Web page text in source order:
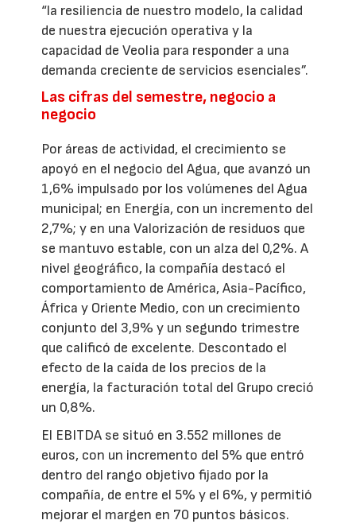
“la resiliencia de nuestro modelo, la calidad
de nuestra ejecución operativa y la
capacidad de Veolia para responder a una
demanda creciente de servicios esenciales”.
Las cifras del semestre, negocio a
negocio
Por áreas de actividad, el crecimiento se
apoyó en el negocio del Agua, que avanzó un
1,6% impulsado por los volúmenes del Agua
municipal; en Energía, con un incremento del
2,7%; y en una Valorización de residuos que
se mantuvo estable, con un alza del 0,2%. A
nivel geográfico, la compañía destacó el
comportamiento de América, Asia-Pacífico,
África y Oriente Medio, con un crecimiento
conjunto del 3,9% y un segundo trimestre
que calificó de excelente. Descontado el
efecto de la caída de los precios de la
energía, la facturación total del Grupo creció
un 0,8%.
El EBITDA se situó en 3.552 millones de
euros, con un incremento del 5% que entró
dentro del rango objetivo fijado por la
compañía, de entre el 5% y el 6%, y permitió
mejorar el margen en 70 puntos básicos.